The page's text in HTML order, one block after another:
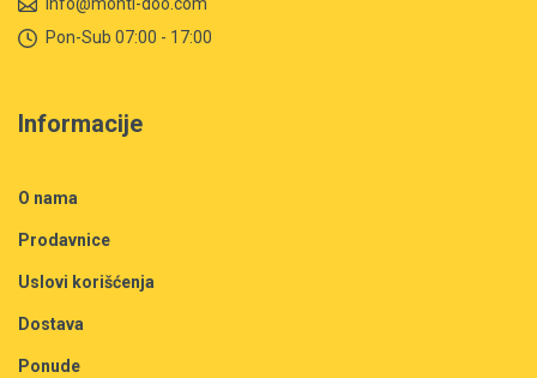
Pon-Sub 07:00 - 17:00
Informacije
O nama
Prodavnice
Uslovi korišćenja
Dostava
Ponude